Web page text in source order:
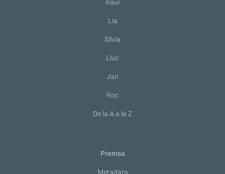
Lia
Sílvia
Lluc
Jan
Roc
De la A a la Z
Premsa